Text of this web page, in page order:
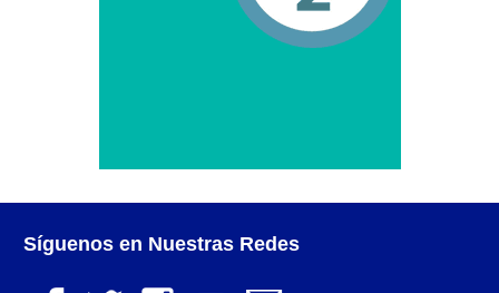
(RUTAS SUB URBANAS-INTERURBANAS) – Frecuentes
Registro Original de Licencia de Conducir Tercer
Síguenos en Nuestras Redes